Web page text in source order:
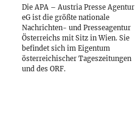
Die APA – Austria Presse Agentur
eG ist die größte nationale
Nachrichten- und Presseagentur
Österreichs mit Sitz in Wien. Sie
befindet sich im Eigentum
österreichischer Tageszeitungen
und des ORF.